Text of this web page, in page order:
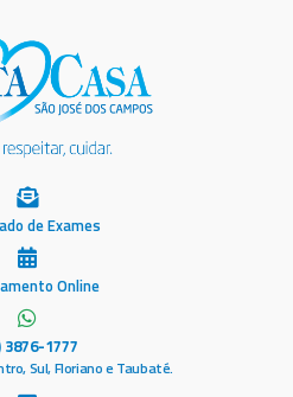
de Exames
Online
3876-1777
Sul, Floriano e Taubaté.